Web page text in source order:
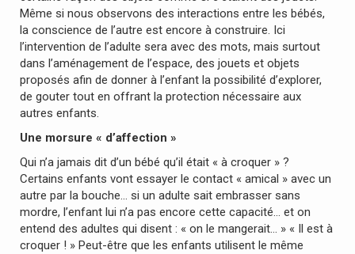
Même si nous observons des interactions entre les bébés,
la conscience de l’autre est encore à construire. Ici
l’intervention de l’adulte sera avec des mots, mais surtout
dans l’aménagement de l’espace, des jouets et objets
proposés afin de donner à l’enfant la possibilité d’explorer,
de gouter tout en offrant la protection nécessaire aux
autres enfants.
Une morsure « d’affection »
Qui n’a jamais dit d’un bébé qu’il était « à croquer » ?
Certains enfants vont essayer le contact « amical » avec un
autre par la bouche… si un adulte sait embrasser sans
mordre, l’enfant lui n’a pas encore cette capacité… et on
entend des adultes qui disent : « on le mangerait… » « Il est à
croquer ! » Peut-être que les enfants utilisent le même